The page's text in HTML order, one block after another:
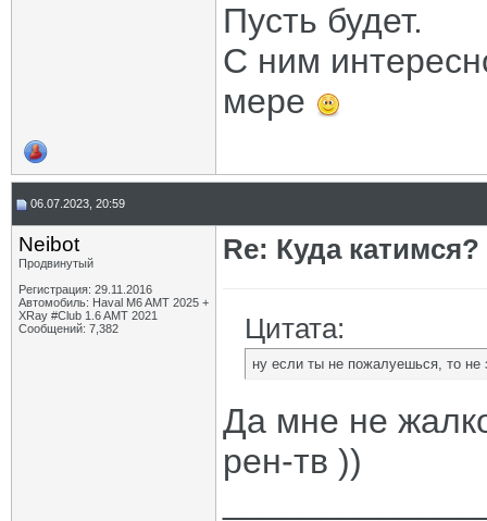
Пусть будет.
С ним
мере
06.07.2023, 20:59
Neibot
Продвинутый
Регистрация: 29.11.2016
Автомобиль: Haval M6 AMT 2025 +
XRay #Club 1.6 AMT 2021
Сообщений: 7,382
Re: Куда катимся?
Цитата:
ну если ты не пожалуешься, то не
Да мне не
рен-тв ))